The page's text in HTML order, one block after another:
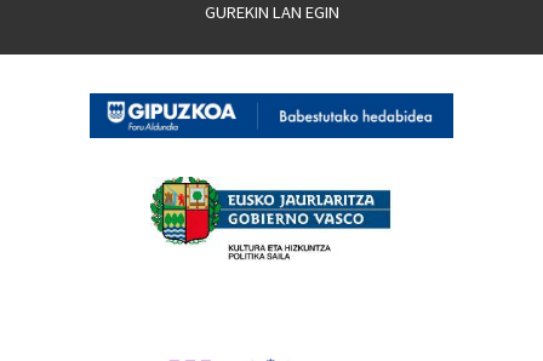
GUREKIN LAN EGIN